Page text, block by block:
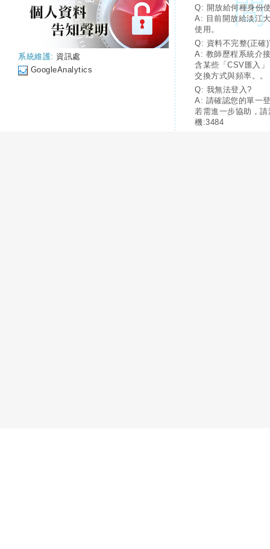
系統維護: 資訊處
GoogleAnalytics
Q: 開放給何種身份
A: 目前開放給淡江
使用。
Q: 資料不完整(正確
A: 教師歷程系統介
含某些「CSV匯入
交換方式與頻率。。
Q: 我無法登入?
A: 請確認您的單一
若需進一步協助，
機:3484